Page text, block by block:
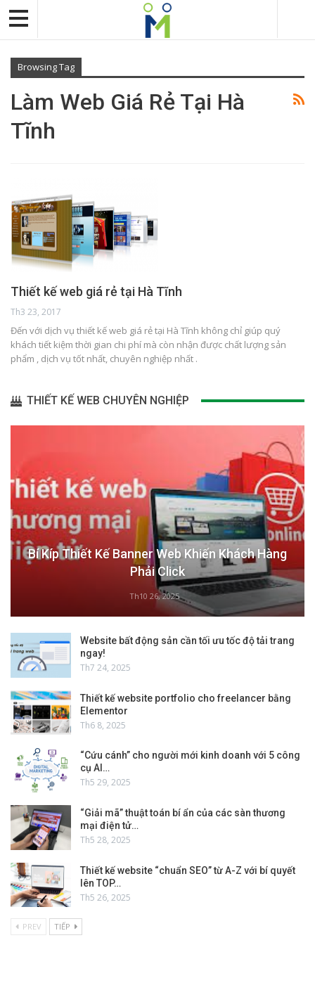
Browsing Tag
Làm Web Giá Rẻ Tại Hà
Tĩnh
Thiết kế web giá rẻ tại Hà Tĩnh
Th3 23, 2017
Đến với dịch vụ thiết kế web giá rẻ tại Hà Tĩnh không chỉ giúp quý
khách tiết kiệm thời gian chi phí mà còn nhận được chất lượng sản
phẩm , dịch vụ tốt nhất, chuyên nghiệp nhất .
THIẾT KẾ WEB CHUYÊN NGHIỆP
Bí Kíp Thiết Kế Banner Web Khiến Khách Hàng
Phải Click
Th10 26, 2025
Website bất động sản cần tối ưu tốc độ tải trang
ngay!
Th7 24, 2025
Thiết kế website portfolio cho freelancer bằng
Elementor
Th6 8, 2025
“Cứu cánh” cho người mới kinh doanh với 5 công
cụ AI…
Th5 29, 2025
“Giải mã” thuật toán bí ẩn của các sàn thương
mại điện tử…
Th5 28, 2025
Thiết kế website “chuẩn SEO” từ A-Z với bí quyết
lên TOP…
Th5 26, 2025
PREV TIẾP